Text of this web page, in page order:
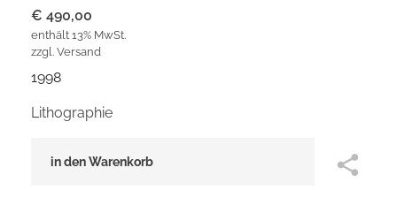
€ 490,00
enthält 13% MwSt.
zzgl. Versand
1998
Lithographie
in den Warenkorb